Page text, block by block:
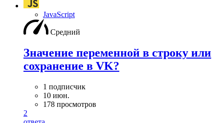
JavaScript
Средний
Значение переменной в строку или
сохранение в VK?
1 подписчик
10 июн.
178 просмотров
2